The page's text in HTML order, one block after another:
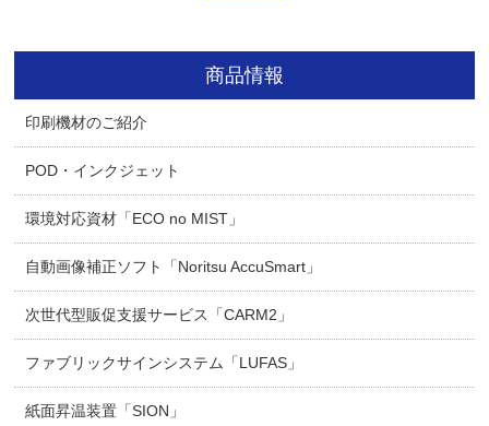
商品情報
印刷機材のご紹介
POD・インクジェット
環境対応資材「ECO no MIST」
自動画像補正ソフト「Noritsu AccuSmart」
次世代型販促支援サービス「CARM2」
ファブリックサインシステム「LUFAS」
紙面昇温装置「SION」